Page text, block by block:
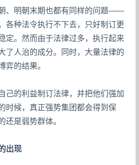
、明朝末期也都有同样的问题——
各种法令执行不下去，只好制订更
定。然而由于法律过多，执行起来
了人治的成分。同时，大量法律的
弈的结果。
己的利益制订法律，并把他们强加
时候，真正强势集团都会得到保
还是弱势群体。
出现